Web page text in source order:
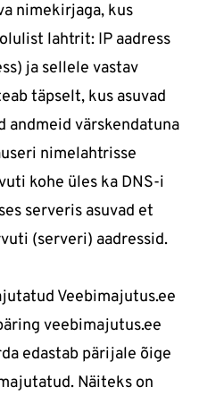
nimekirjaga, kus
lahtrit: IP aadress
ja sellele vastav
täpselt, kus asuvad
andmeid värskendatuna
nimelahtrisse
kohe üles ka DNS-i
serveris asuvad et
(serveri) aadressid.
Veebimajutus.ee
veebimajutus.ee
edastab pärijale õige
Näiteks on